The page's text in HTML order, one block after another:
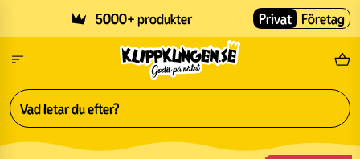
5000+ produkter Fri
Privat Företag